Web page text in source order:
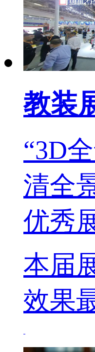
教装
“3D
清全
优秀
本届
效果